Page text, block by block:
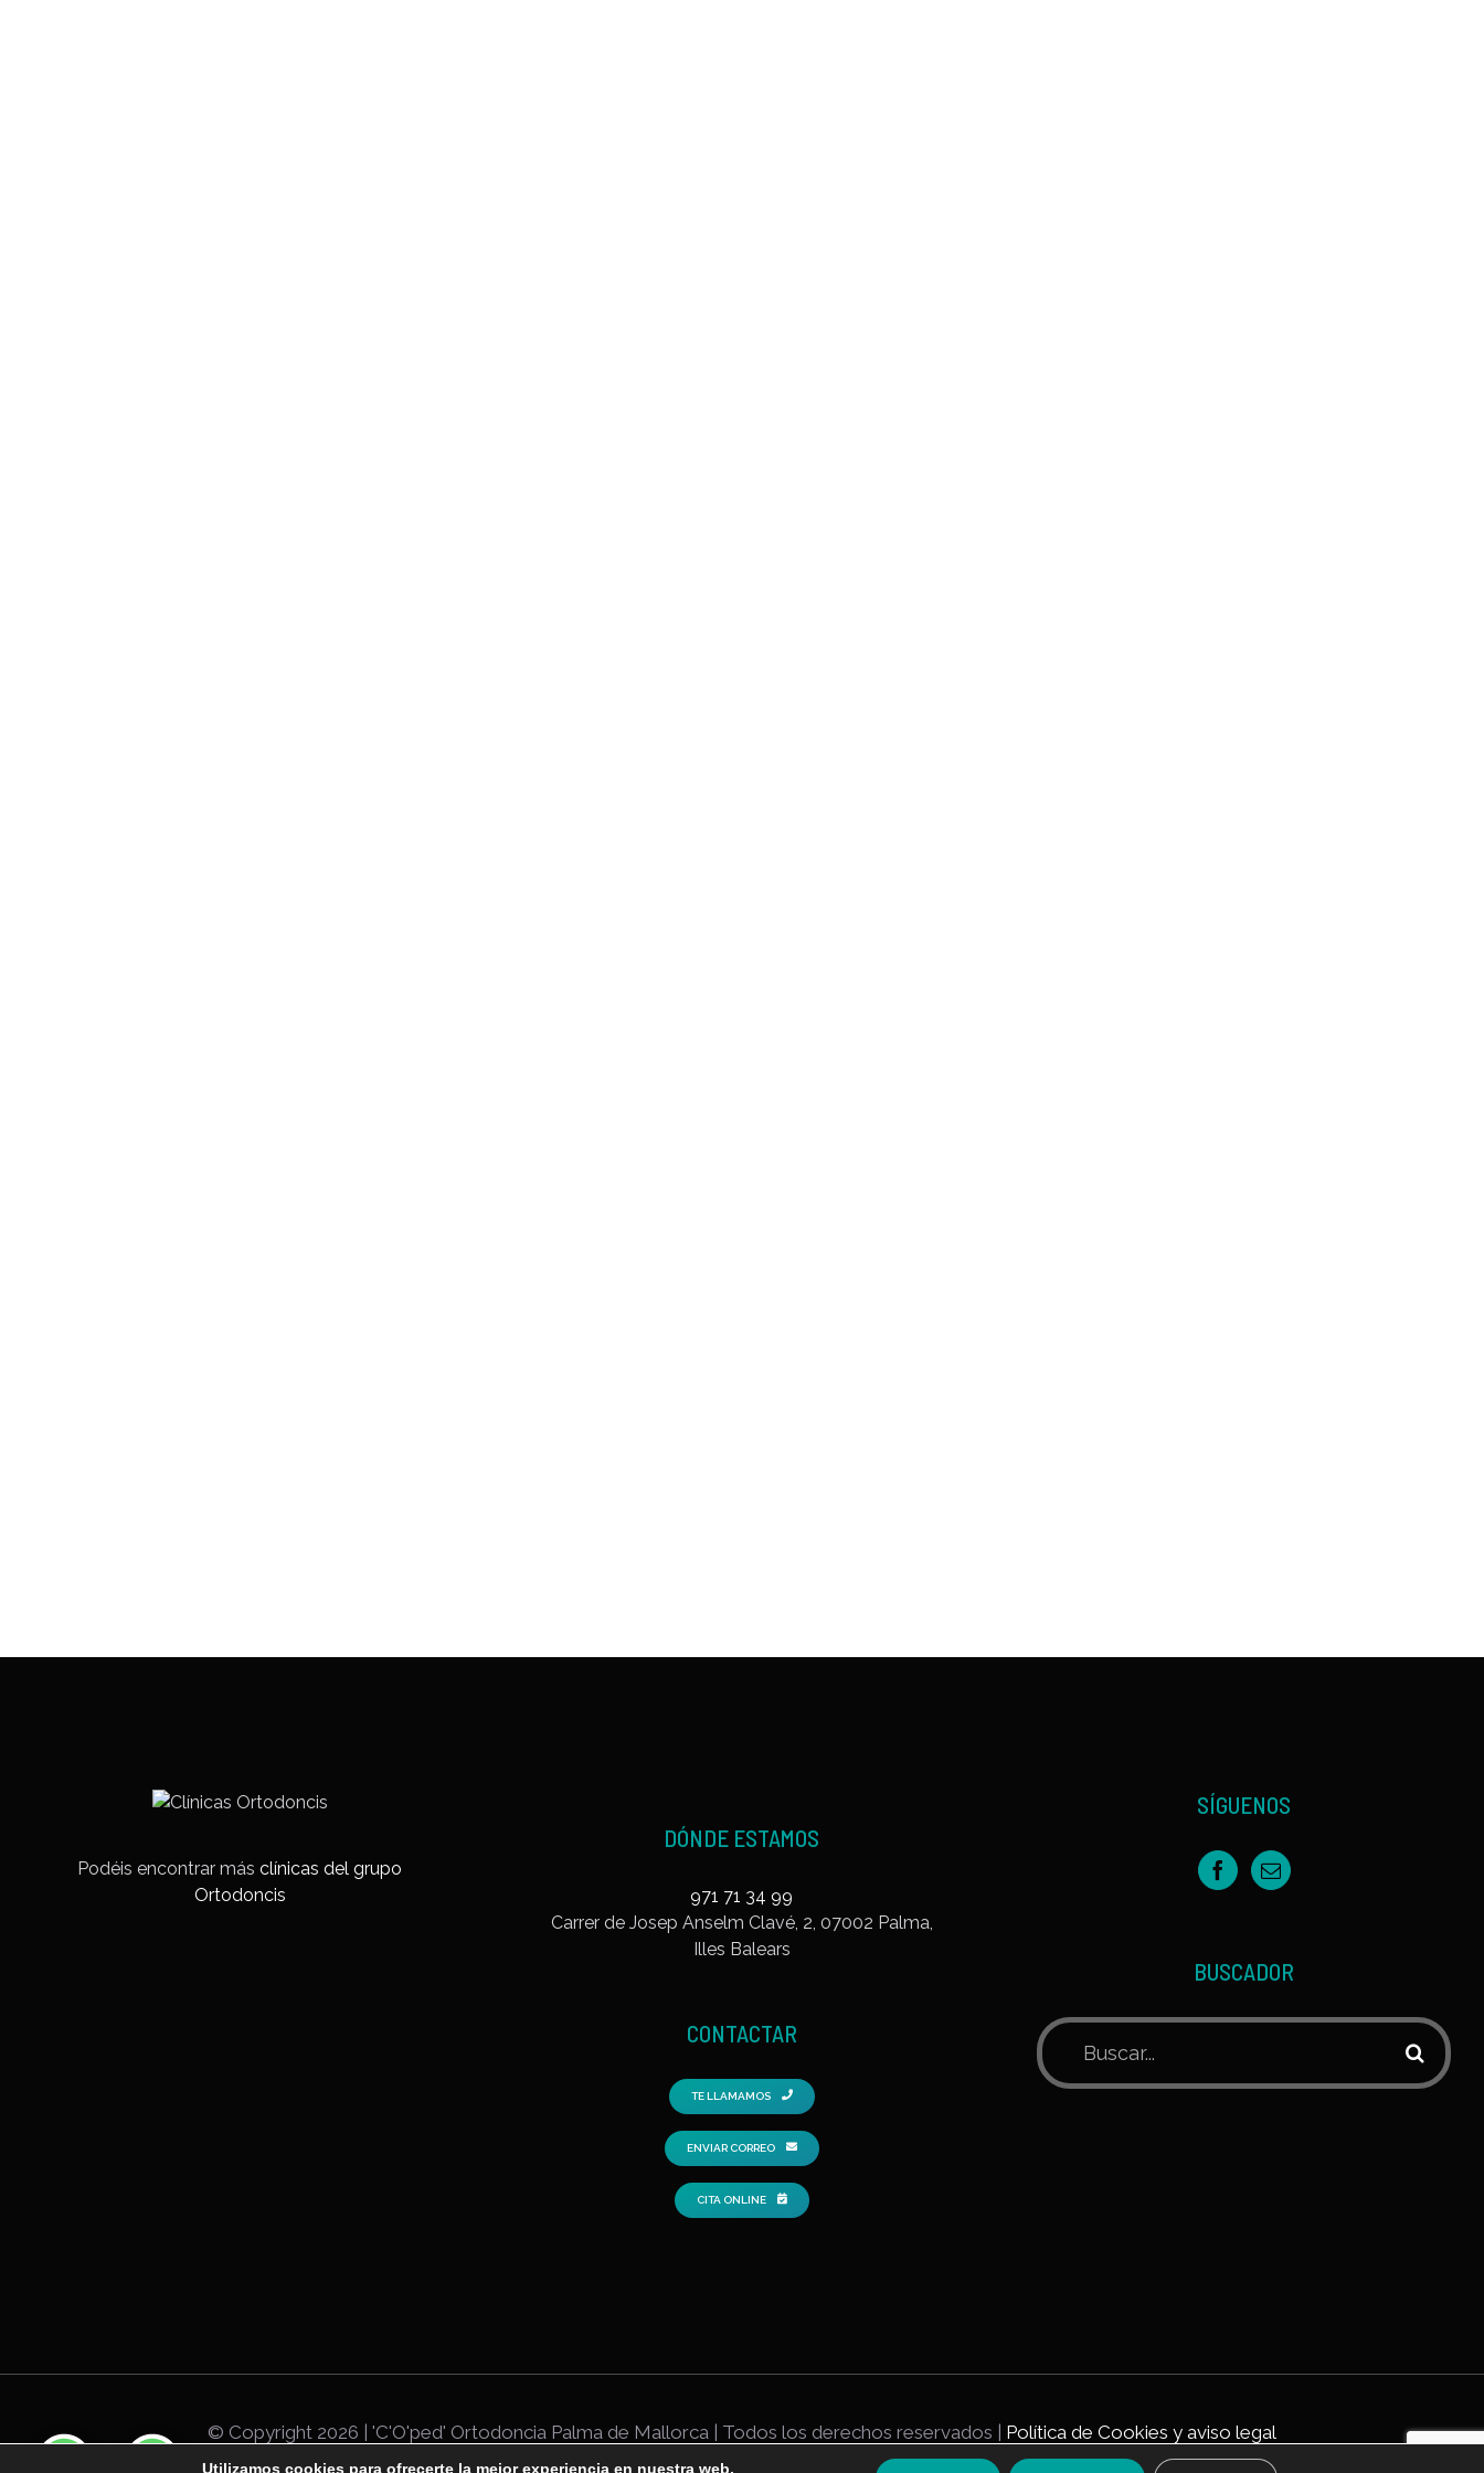
Podéis encontrar másclínicas del grupo
Ortodoncis
DÓNDE ESTAMOS
971 71 34 99
Carrer de Josep Anselm Clavé, 2, 07002 Palma,
Illes Balears
CONTACTAR
TE LLAMAMOS
ENVIAR CORREO
CITA ONLINE
SÍGUENOS
BUSCADOR
© Copyright 2026 | 'C'O'ped' Ortodoncia Palma de Mallorca | Todos los derechos reservados | Política de Cookies y aviso legal
Utilizamos cookies para ofrecerte la mejor experiencia en nuestra web.